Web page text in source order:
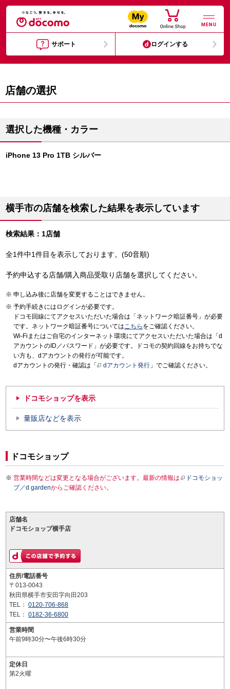
MENU
サポート ログインする
店舗の選択
選択した機種・カラー
iPhone 13 Pro 1TB シルバー
横手市の店舗を検索した結果を表示しています
検索結果：1店舗
全1件中1件目を表示しております。(50音順)
予約申込する店舗/購入商品受取り店舗を選択してください。
申し込み後に店舗を変更することはできません。
予約手続きにはログインが必要です。
ドコモ回線にてアクセスいただいた場合は「ネットワーク暗証番号」が必要
です。ネットワーク暗証番号についてはこちら をご確認ください。
Wi-Fiまたはご自宅のインターネット環境にてアクセスいただいた場合は「d
アカウントのID／パスワード」が必要です。ドコモの契約回線をお持ちでな
い方も、dアカウントの発行が可能です。
dアカウントの発行・確認は「
dアカウント発行 」でご確認ください。
ドコモショップを表示
量販店などを表示
ドコモショップ
営業時間などは変更となる場合がございます。最新の情報は
ドコモショッ
プ／d gardenからご確認ください。
店舗名
ドコモショップ横手店
住所/電話番号
〒013-0043
秋田県横手市安田字向田203
TEL： 0120-706-868
TEL： 0182-36-6800
営業時間
午前9時30分〜午後6時30分
定休日
第2火曜